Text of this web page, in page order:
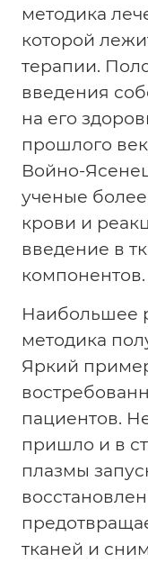
методика
которой
терапии.
введения
на его
прошлого
Войно-
ученые более
крови и
введение в
компонентов.
Наибольшее
методика
Яркий
пациентов.
пришло и в
плазмы
тканей и